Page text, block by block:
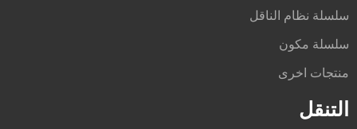
سلسلة نظام الناقل
سلسلة مكون
منتجات اخرى
التنقل